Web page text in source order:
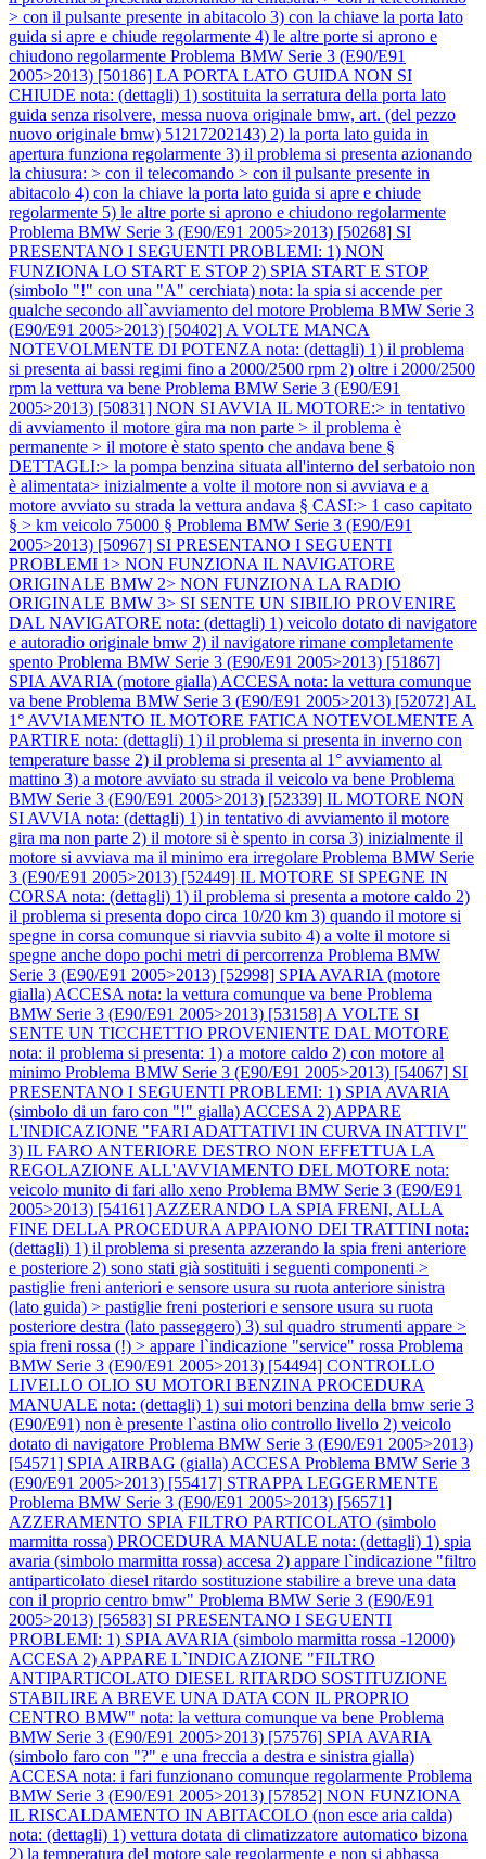
> con il pulsante presente in abitacolo 3) con la chiave la porta lato
guida si apre e chiude regolarmente 4) le altre porte si aprono e
chiudono regolarmente Problema BMW Serie 3 (E90/E91
2005>2013) [50186] LA PORTA LATO GUIDA NON SI
CHIUDE nota: (dettagli) 1) sostituita la serratura della porta lato
guida senza risolvere, messa nuova originale bmw, art. (del pezzo
nuovo originale bmw) 51217202143) 2) la porta lato guida in
apertura funziona regolarmente 3) il problema si presenta azionando
la chiusura: > con il telecomando > con il pulsante presente in
abitacolo 4) con la chiave la porta lato guida si apre e chiude
regolarmente 5) le altre porte si aprono e chiudono regolarmente
Problema BMW Serie 3 (E90/E91 2005>2013) [50268] SI
PRESENTANO I SEGUENTI PROBLEMI: 1) NON
FUNZIONA LO START E STOP 2) SPIA START E STOP
(simbolo "!" con una "A" cerchiata) nota: la spia si accende per
qualche secondo all`avviamento del motore Problema BMW Serie 3
(E90/E91 2005>2013) [50402] A VOLTE MANCA
NOTEVOLMENTE DI POTENZA nota: (dettagli) 1) il problema
si presenta ai bassi regimi fino a 2000/2500 rpm 2) oltre i 2000/2500
rpm la vettura va bene Problema BMW Serie 3 (E90/E91
2005>2013) [50831] NON SI AVVIA IL MOTORE:> in tentativo
di avviamento il motore gira ma non parte > il problema è
permanente > il motore è stato spento che andava bene §
DETTAGLI:> la pompa benzina situata all'interno del serbatoio non
è alimentata> inizialmente a volte il motore non si avviava e a
motore avviato su strada la vettura andava § CASI:> 1 caso capitato
§ > km veicolo 75000 § Problema BMW Serie 3 (E90/E91
2005>2013) [50967] SI PRESENTANO I SEGUENTI
PROBLEMI 1> NON FUNZIONA IL NAVIGATORE
ORIGINALE BMW 2> NON FUNZIONA LA RADIO
ORIGINALE BMW 3> SI SENTE UN SIBILIO PROVENIRE
DAL NAVIGATORE nota: (dettagli) 1) veicolo dotato di navigatore
e autoradio originale bmw 2) il navigatore rimane completamente
spento Problema BMW Serie 3 (E90/E91 2005>2013) [51867]
SPIA AVARIA (motore gialla) ACCESA nota: la vettura comunque
va bene Problema BMW Serie 3 (E90/E91 2005>2013) [52072] AL
1° AVVIAMENTO IL MOTORE FATICA NOTEVOLMENTE A
PARTIRE nota: (dettagli) 1) il problema si presenta in inverno con
temperature basse 2) il problema si presenta al 1° avviamento al
mattino 3) a motore avviato su strada il veicolo va bene Problema
BMW Serie 3 (E90/E91 2005>2013) [52339] IL MOTORE NON
SI AVVIA nota: (dettagli) 1) in tentativo di avviamento il motore
gira ma non parte 2) il motore si è spento in corsa 3) inizialmente il
motore si avviava ma il minimo era irregolare Problema BMW Serie
3 (E90/E91 2005>2013) [52449] IL MOTORE SI SPEGNE IN
CORSA nota: (dettagli) 1) il problema si presenta a motore caldo 2)
il problema si presenta dopo circa 10/20 km 3) quando il motore si
spegne in corsa comunque si riavvia subito 4) a volte il motore si
spegne anche dopo pochi metri di percorrenza Problema BMW
Serie 3 (E90/E91 2005>2013) [52998] SPIA AVARIA (motore
gialla) ACCESA nota: la vettura comunque va bene Problema
BMW Serie 3 (E90/E91 2005>2013) [53158] A VOLTE SI
SENTE UN TICCHETTIO PROVENIENTE DAL MOTORE
nota: il problema si presenta: 1) a motore caldo 2) con motore al
minimo Problema BMW Serie 3 (E90/E91 2005>2013) [54067] SI
PRESENTANO I SEGUENTI PROBLEMI: 1) SPIA AVARIA
(simbolo di un faro con "!" gialla) ACCESA 2) APPARE
L'INDICAZIONE "FARI ADATTATIVI IN CURVA INATTIVI"
3) IL FARO ANTERIORE DESTRO NON EFFETTUA LA
REGOLAZIONE ALL'AVVIAMENTO DEL MOTORE nota:
veicolo munito di fari allo xeno Problema BMW Serie 3 (E90/E91
2005>2013) [54161] AZZERANDO LA SPIA FRENI, ALLA
FINE DELLA PROCEDURA APPAIONO DEI TRATTINI nota:
(dettagli) 1) il problema si presenta azzerando la spia freni anteriore
e posteriore 2) sono stati già sostituiti i seguenti componenti >
pastiglie freni anteriori e sensore usura su ruota anteriore sinistra
(lato guida) > pastiglie freni posteriori e sensore usura su ruota
posteriore destra (lato passeggero) 3) sul quadro strumenti appare >
spia freni rossa (!) > appare l`indicazione "service" rossa Problema
BMW Serie 3 (E90/E91 2005>2013) [54494] CONTROLLO
LIVELLO OLIO SU MOTORI BENZINA PROCEDURA
MANUALE nota: (dettagli) 1) sui motori benzina della bmw serie 3
(E90/E91) non è presente l`astina olio controllo livello 2) veicolo
dotato di navigatore Problema BMW Serie 3 (E90/E91 2005>2013)
[54571] SPIA AIRBAG (gialla) ACCESA Problema BMW Serie 3
(E90/E91 2005>2013) [55417] STRAPPA LEGGERMENTE
Problema BMW Serie 3 (E90/E91 2005>2013) [56571]
AZZERAMENTO SPIA FILTRO PARTICOLATO (simbolo
marmitta rossa) PROCEDURA MANUALE nota: (dettagli) 1) spia
avaria (simbolo marmitta rossa) accesa 2) appare l`indicazione "filtro
antiparticolato diesel ritardo sostituzione stabilire a breve una data
con il proprio centro bmw" Problema BMW Serie 3 (E90/E91
2005>2013) [56583] SI PRESENTANO I SEGUENTI
PROBLEMI: 1) SPIA AVARIA (simbolo marmitta rossa -12000)
ACCESA 2) APPARE L`INDICAZIONE "FILTRO
ANTIPARTICOLATO DIESEL RITARDO SOSTITUZIONE
STABILIRE A BREVE UNA DATA CON IL PROPRIO
CENTRO BMW" nota: la vettura comunque va bene Problema
BMW Serie 3 (E90/E91 2005>2013) [57576] SPIA AVARIA
(simbolo faro con "?" e una freccia a destra e sinistra gialla)
ACCESA nota: i fari funzionano comunque regolarmente Problema
BMW Serie 3 (E90/E91 2005>2013) [57852] NON FUNZIONA
IL RISCALDAMENTO IN ABITACOLO (non esce aria calda)
nota: (dettagli) 1) vettura dotata di climatizzatore automatico bizona
2) la temperatura del motore sale regolarmente e non si abbassa